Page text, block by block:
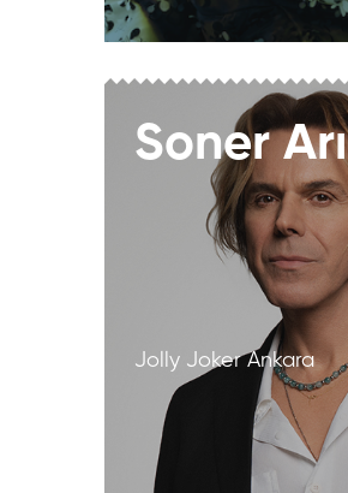
Soner
Jolly Joker Ankara